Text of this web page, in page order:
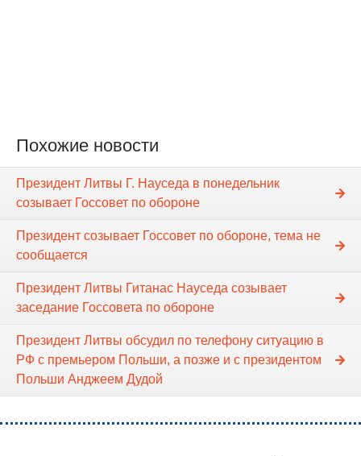
Похожие новости
Президент Литвы Г. Науседа в понедельник
созывает Госсовет по обороне
Президент созывает Госсовет по обороне, тема не
сообщается
Президент Литвы Гитанас Науседа созывает
заседание Госсовета по обороне
Президент Литвы обсудил по телефону ситуацию в
РФ с премьером Польши, а позже и с президентом
Польши Анджеем Дудой